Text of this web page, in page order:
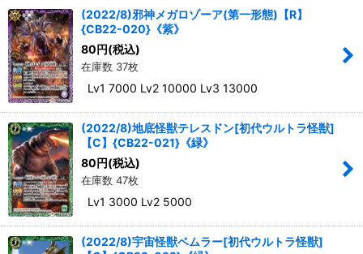
(2022/8)邪神メガロゾーア(第一形態)【R】
{CB22-020}《紫》
80 円(税込)
在庫数 37枚
Lv1 7000 Lv2 10000 Lv3 13000
(2022/8)地底怪獣テレスドン[初代ウルトラ怪獣]
【C】{CB22-021}《緑》
80 円(税込)
在庫数 47枚
Lv1 3000 Lv2 5000
(2022/8)宇宙怪獣ベムラー[初代ウルトラ怪獣]